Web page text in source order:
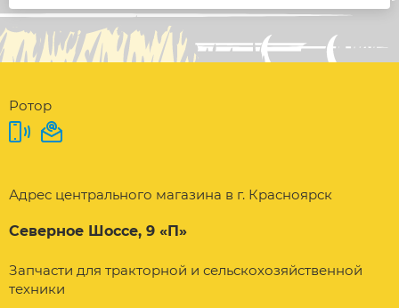
Ротор
Адрес центрального магазина в г. Красноярск
Северное Шоссе, 9 «П»
Запчасти для тракторной и сельскохозяйственной
техники